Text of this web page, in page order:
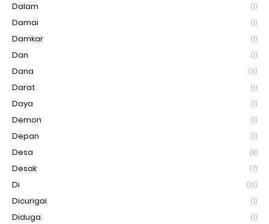
Dalam (1)
Damai (1)
Damkar (1)
Dan (1)
Dana (6)
Darat (1)
Daya (1)
Demon (1)
Depan (1)
Desa (8)
Desak (7)
Di (10)
Dicurigai (1)
Diduga (1)